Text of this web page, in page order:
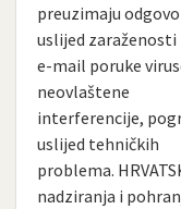
preuzimaju
uslijed zaraženosti
e-mail poruke
neovlaštene
interferencije,
uslijed tehničkih
problema.
nadziranja i